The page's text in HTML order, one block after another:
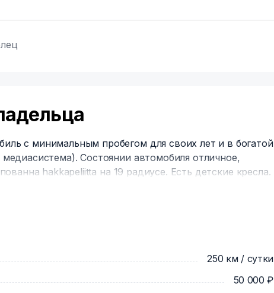
с минимальным пробегом для своих лет и в богатой
Состоянии автомобиля отличное,
hakkapeliitta на 19 радиусе. Есть детские кресла.
250 км / сутки
50 000 ₽